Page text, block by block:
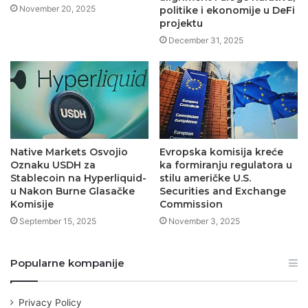
November 20, 2025
politike i ekonomije u DeFi
projektu
December 31, 2025
Native Markets Osvojio
Oznaku USDH za
Stablecoin na Hyperliquid-
u Nakon Burne Glasačke
Komisije
September 15, 2025
Evropska komisija kreće
ka formiranju regulatora u
stilu američke U.S.
Securities and Exchange
Commission
November 3, 2025
Popularne kompanije
Privacy Policy